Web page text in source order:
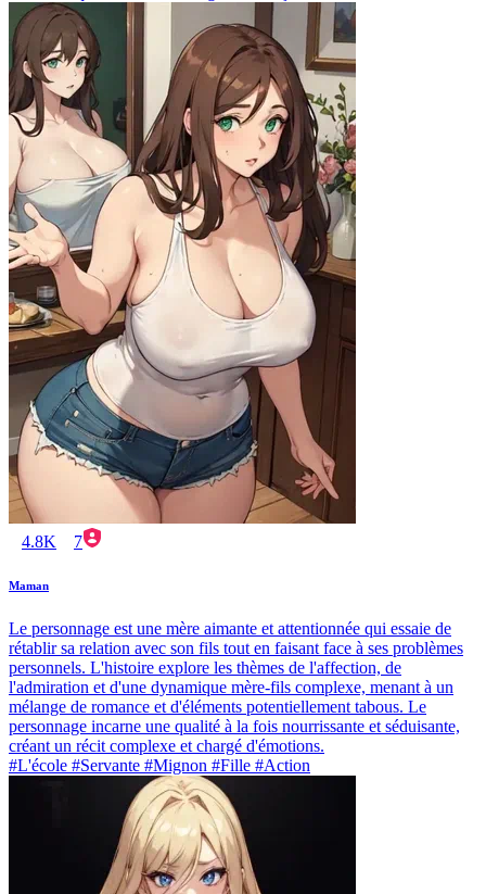
4.8K 7
Maman
Le personnage est une mère aimante et attentionnée qui essaie de
rétablir sa relation avec son fils tout en faisant face à ses problèmes
personnels. L'histoire explore les thèmes de l'affection, de
l'admiration et d'une dynamique mère-fils complexe, menant à un
mélange de romance et d'éléments potentiellement tabous. Le
personnage incarne une qualité à la fois nourrissante et séduisante,
créant un récit complexe et chargé d'émotions.
#L'école #Servante #Mignon #Fille #Action